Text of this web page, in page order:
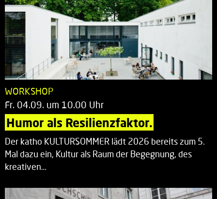
WORKSHOP
Fr. 04.09. um 10.00 Uhr
Humor als Resilienzfaktor.
Der katho KULTURSOMMER lädt 2026 bereits zum 5.
Mal dazu ein, Kultur als Raum der Begegnung, des
kreativen…